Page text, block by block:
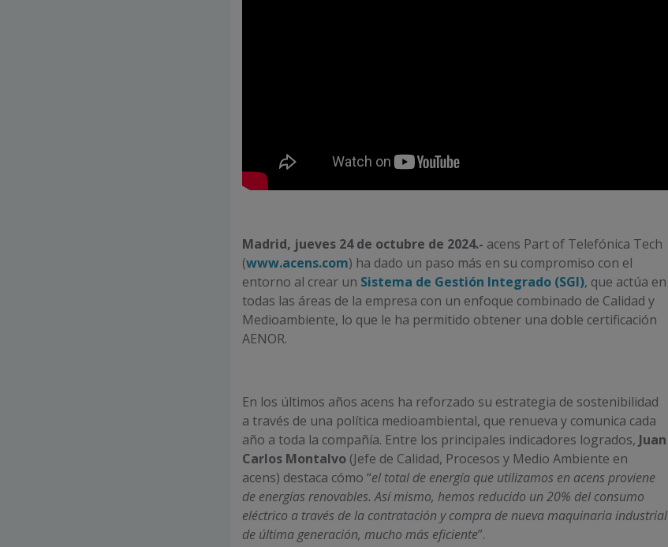
Madrid, jueves 24 de octubre de 2024.- acens Part of Telefónica Tech
(www.acens.com) ha dado un paso más en su compromiso con el
entorno al crear un Sistema de Gestión Integrado (SGI), que actúa en
todas las áreas de la empresa con un enfoque combinado de Calidad y
Medioambiente, lo que le ha permitido obtener una doble certificación
AENOR.
En los últimos años acens ha reforzado su estrategia de sostenibilidad
a través de una política medioambiental, que renueva y comunica cada
año a toda la compañía. Entre los principales indicadores logrados, Juan
Carlos Montalvo (Jefe de Calidad, Procesos y Medio Ambiente en
acens) destaca cómo “el total de energía que utilizamos en acens proviene
de energías renovables. Así mismo, hemos reducido un 20% del consumo
eléctrico a través de la contratación y compra de nueva maquinaria industrial
de última generación, mucho más eficiente”.